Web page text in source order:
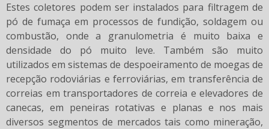
Estes coletores podem ser instalados para filtragem de
pó de fumaça em processos de fundição, soldagem ou
combustão, onde a granulometria é muito baixa e
densidade do pó muito leve. Também são muito
utilizados em sistemas de despoeiramento de moegas de
recepção rodoviárias e ferroviárias, em transferência de
correias em transportadores de correia e elevadores de
canecas, em peneiras rotativas e planas e nos mais
diversos segmentos de mercados tais como mineração,